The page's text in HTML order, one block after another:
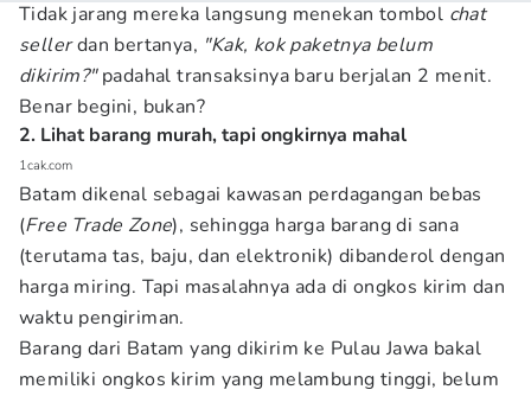
Tidak jarang mereka langsung menekan tombol chat
sellerdan bertanya, "Kak, kok paketnya belum
dikirim?"padahal transaksinya baru berjalan 2 menit.
Benar begini, bukan?
2. Lihat barang murah, tapi ongkirnya mahal
1cak.com
Batam dikenal sebagai kawasan perdagangan bebas
(Free Trade Zone), sehingga harga barang di sana
(terutama tas, baju, dan elektronik) dibanderol dengan
harga miring. Tapi masalahnya ada di ongkos kirim dan
waktu pengiriman.
Barang dari Batam yang dikirim ke Pulau Jawa bakal
memiliki ongkos kirim yang melambung tinggi, belum